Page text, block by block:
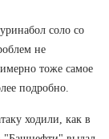
соло со
не
тоже самое
подробно.
ходили, как в